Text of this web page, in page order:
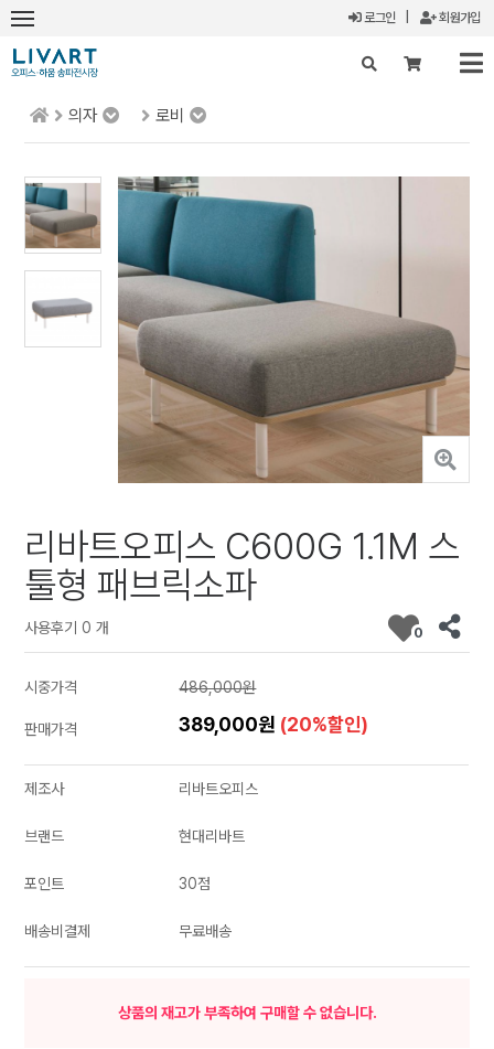
로그인 회원가입
의자 로비
리바트오피스 C600G 1.1M 스
툴형 패브릭소파
사용후기 0 개 0
시중가격 486,000원
판매가격 389,000원 (20%할인)
제조사 리바트오피스
브랜드 현대리바트
포인트 30점
배송비결제 무료배송
상품의 재고가 부족하여 구매할 수 없습니다.